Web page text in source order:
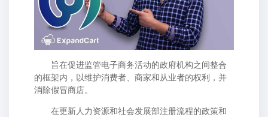
旨在促进监管电子商务活动的政府机构之间整合
的框架内，以维护消费者、商家和从业者的权利，并
消除假冒商店。
在更新人力资源和社会发展部注册流程的政策和